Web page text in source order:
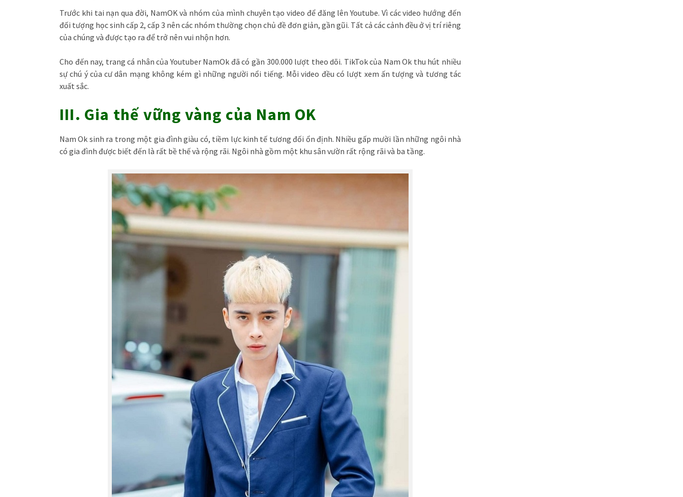
Trước khi tai nạn qua đời, NamOK và nhóm của mình chuyên tạo video để đăng lên Youtube. Vì các video hướng đến
đối tượng học sinh cấp 2, cấp 3 nên các nhóm thường chọn chủ đề đơn giản, gần gũi. Tất cả các cảnh đều ở vị trí riêng
của chúng và được tạo ra để trở nên vui nhộn hơn.
Cho đến nay, trang cá nhân của Youtuber NamOk đã có gần 300.000 lượt theo dõi. TikTok của Nam Ok thu hút nhiều
sự chú ý của cư dân mạng không kém gì những người nổi tiếng. Mỗi video đều có lượt xem ấn tượng và tương tác
xuất sắc.
III. Gia thế vững vàng của Nam OK
Nam Ok sinh ra trong một gia đình giàu có, tiềm lực kinh tế tương đối ổn định. Nhiều gấp mười lần những ngôi nhà
có gia đình được biết đến là rất bề thế và rộng rãi. Ngôi nhà gồm một khu sân vườn rất rộng rãi và ba tầng.